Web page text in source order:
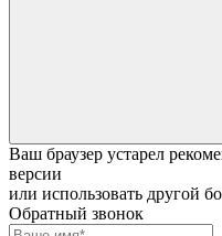
Ваш браузер устарел
версии
или использовать другой
Обратный звонок